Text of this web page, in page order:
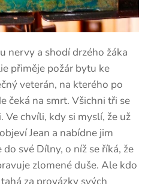
nervy a shodí drzého žáka
přiměje požár bytu ke
veterán, na kterého po
čeká na smrt. Všichni tři se
chvíli, kdy si myslí, že už
Jean a nabídne jim
své Dílny, o níž se říká, že
zlomené duše. Ale kdo
za provázky svých